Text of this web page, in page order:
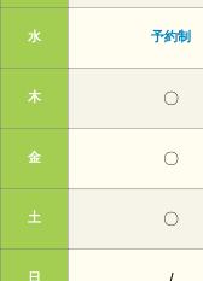
水 予約制
木 〇
金 〇
土 〇
日